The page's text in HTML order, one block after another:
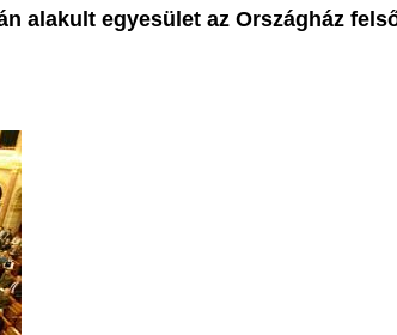
alakult egyesület az Országház